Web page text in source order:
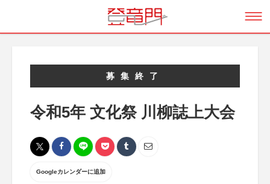
募集終了
令和5年 文化祭 川柳誌上大会
Googleカレンダーに追加